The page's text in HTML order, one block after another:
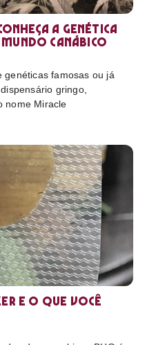
a genética
canábico
genéticas famosas ou já
gringo,
nome Miracle
e o que você